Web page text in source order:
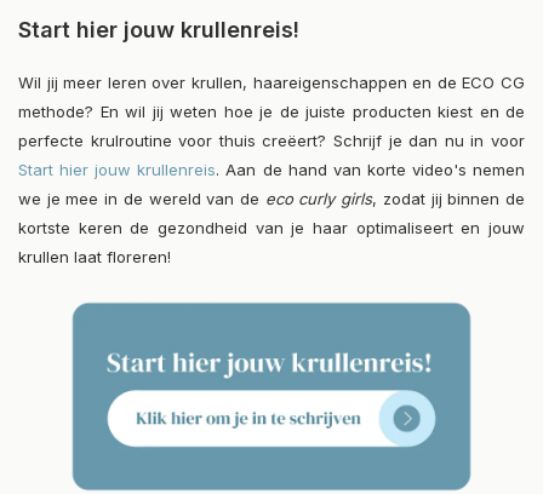
Start hier jouw krullenreis!
Wil jij meer leren over krullen, haareigenschappen en de ECO CG
methode? En wil jij weten hoe je de juiste producten kiest en de
perfecte krulroutine voor thuis creëert? Schrijf je dan nu in voor
Start hier jouw krullenreis. Aan de hand van korte video's nemen
we je mee in de wereld van de eco curly girls, zodat jij binnen de
kortste keren de gezondheid van je haar optimaliseert en jouw
krullen laat floreren!